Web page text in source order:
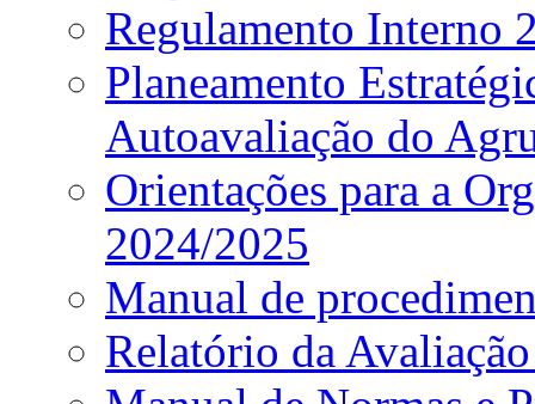
Regulamento Interno
Planeamento
Autoavaliação do
Orientações para a
2024/2025
Manual de
Relatório da